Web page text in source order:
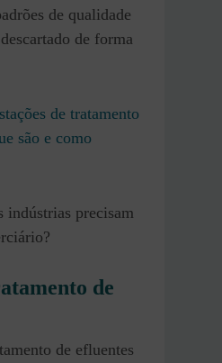
de qualidade
de forma
de tratamento
são e como
indústrias precisam
de
de efluentes